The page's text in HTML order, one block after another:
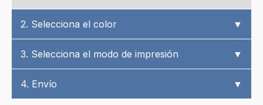
2. Selecciona el color ▼
3. Selecciona el modo de impresión ▼
4. Envío ▼